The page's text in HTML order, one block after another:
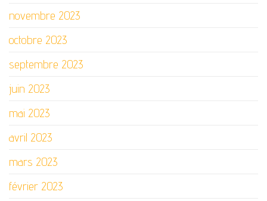
novembre 2023
octobre 2023
septembre 2023
juin 2023
mai 2023
avril 2023
mars 2023
février 2023